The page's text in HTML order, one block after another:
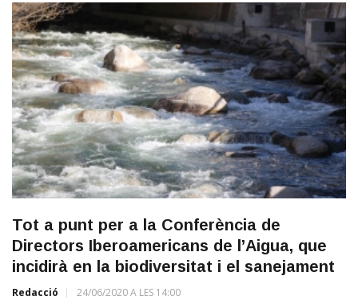
Tot a punt per a la Conferència de
Directors Iberoamericans de l’Aigua, que
incidirà en la biodiversitat i el sanejament
Redacció 24/06/2020 A LES 14:00